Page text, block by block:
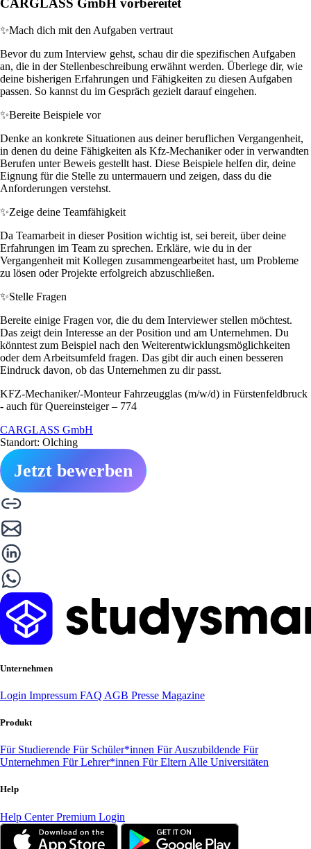
CARGLASS GmbH vorbereitet
✨Mach dich mit den Aufgaben vertraut
Bevor du zum Interview gehst, schau dir die spezifischen Aufgaben
an, die in der Stellenbeschreibung erwähnt werden. Überlege dir, wie
deine bisherigen Erfahrungen und Fähigkeiten zu diesen Aufgaben
passen. So kannst du im Gespräch gezielt darauf eingehen.
✨Bereite Beispiele vor
Denke an konkrete Situationen aus deiner beruflichen Vergangenheit,
in denen du deine Fähigkeiten als Kfz-Mechaniker oder in verwandten
Berufen unter Beweis gestellt hast. Diese Beispiele helfen dir, deine
Eignung für die Stelle zu untermauern und zeigen, dass du die
Anforderungen verstehst.
✨Zeige deine Teamfähigkeit
Da Teamarbeit in dieser Position wichtig ist, sei bereit, über deine
Erfahrungen im Team zu sprechen. Erkläre, wie du in der
Vergangenheit mit Kollegen zusammengearbeitet hast, um Probleme
zu lösen oder Projekte erfolgreich abzuschließen.
✨Stelle Fragen
Bereite einige Fragen vor, die du dem Interviewer stellen möchtest.
Das zeigt dein Interesse an der Position und am Unternehmen. Du
könntest zum Beispiel nach den Weiterentwicklungsmöglichkeiten
oder dem Arbeitsumfeld fragen. Das gibt dir auch einen besseren
Eindruck davon, ob das Unternehmen zu dir passt.
KFZ-Mechaniker/-Monteur Fahrzeugglas (m/w/d) in Fürstenfeldbruck
- auch für Quereinsteiger – 774
CARGLASS GmbH
Standort: Olching
Jetzt bewerben
Unternehmen
Login Impressum FAQ AGB Presse Magazine
Produkt
Für Studierende Für Schüler*innen Für Auszubildende Für
Unternehmen Für Lehrer*innen Für Eltern Alle Universitäten
Help
Help CenterPremium Login